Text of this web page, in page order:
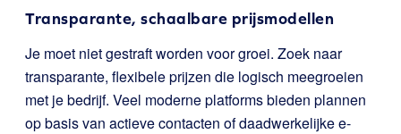
Transparante, schaalbare prijsmodellen
Je moet niet gestraft worden voor groei. Zoek naar
transparante, flexibele prijzen die logisch meegroeien
met je bedrijf. Veel moderne platforms bieden plannen
op basis van actieve contacten of daadwerkelijke e-